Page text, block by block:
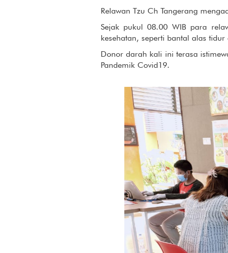
Relawan Tzu Ch Tangerang
Sejak pukul 08.00 WIB para
kesehatan, seperti bantal alas
Donor darah kali ini terasa
Pandemik Covid19.